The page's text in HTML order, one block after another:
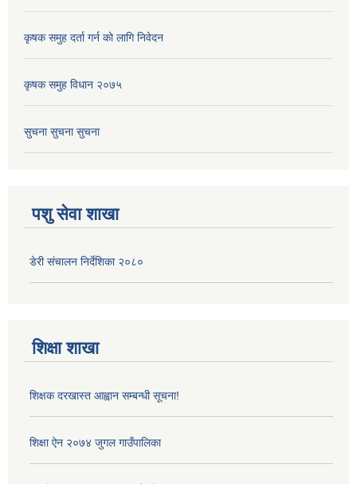
कृषक समुह दर्ता गर्न काे लागि निवेदन
कृषक समुह विधान २०७५
सुचना सुचना सुचना
पशु सेवा शाखा
डेरी संचालन निर्देशिका २०८०
शिक्षा शाखा
शिक्षक दरखास्त आह्वान सम्बन्धी सूचना!
शिक्षा ऐन २०७४ जुगल गाउँपालिका